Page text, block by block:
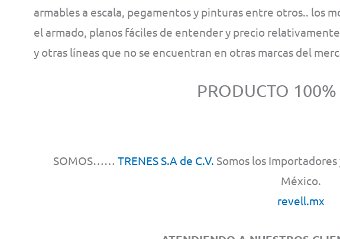
armables a escala, pegamentos y pinturas entre otros.. los
el armado, planos fáciles de entender y precio
y otras líneas que no se encuentran en otras marcas del
PRODUCTO
SOMOS……TRENES S.A de C.V. Somos los
México.
revell.mx